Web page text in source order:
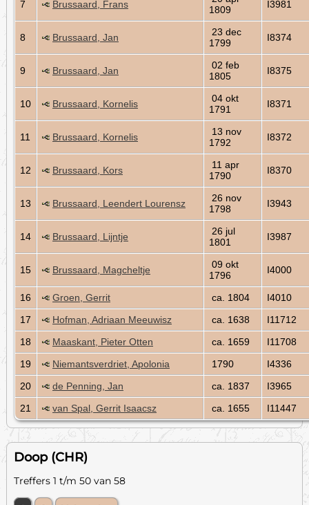
7 Brussaard, Frans
1809
I3981
8 Brussaard, Jan
23 dec
1799
I8374
9 Brussaard, Jan
02 feb
1805
I8375
10 Brussaard, Kornelis
04 okt
1791
I8371
11 Brussaard, Kornelis
13 nov
1792
I8372
12 Brussaard, Kors
11 apr
1790
I8370
13 Brussaard, Leendert Lourensz
26 nov
1798
I3943
14 Brussaard, Lijntje
26 jul
1801
I3987
15 Brussaard, Magcheltje
09 okt
1796
I4000
16 Groen, Gerrit ca. 1804
I4010
17
Hofman, Adriaan Meeuwisz ca. 1638
I11712
18
Maaskant, Pieter Otten ca. 1659
I11708
19
Niemantsverdriet, Apolonia 1790
I4336
20
de Penning, Jan ca. 1837
I3965
21
van Spal, Gerrit Isaacsz ca. 1655 I11447
Doop (CHR)
Treffers 1 t/m 50 van 58